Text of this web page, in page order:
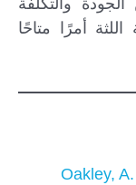
والتكلفة
أمرًا متاحًا
Oakley,